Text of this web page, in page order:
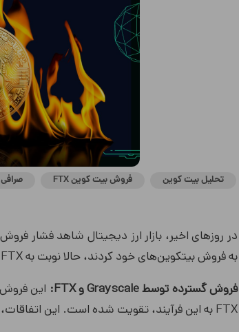
تحلیل بیت کوین فروش بیت کوین FTX صرافی FTX
به فروش بیتکوین‌های خود کردند، حالا نوبت به FTX رسیده است که با فروش 1 میلیارد دلاری GBTC، بازار را تحت تأثیر قرار می‌دهد.
فروش گسترده توسط Grayscale و FTX:
FTX به این فرآیند، تقویت شده است. این اتفاقات، نشان‌دهنده یک تغییر قابل توجه در رفتار سرمایه‌گذاران و تأثیر آن بر بازار است.